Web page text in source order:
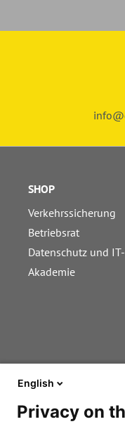
SHOP
Verkehrssicherung
Betriebsrat
Datenschutz und
Akademie
English
Privacy on